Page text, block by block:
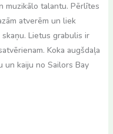
muzikālo talantu. Pērlītes
atverēm un liek
Lietus grabulis ir
Koka augšdaļa
un kaiju no Sailors Bay